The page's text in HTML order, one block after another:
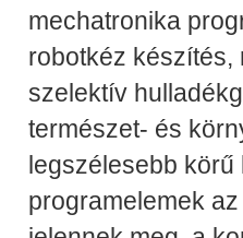
mechatronika
robotkéz készítés,
szelektív
természet- és
legszélesebb
programelemek